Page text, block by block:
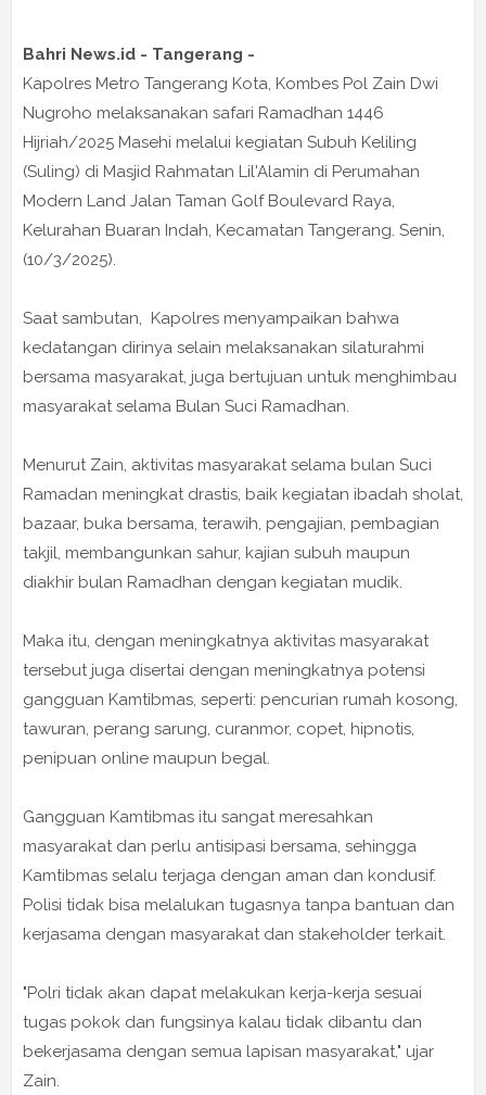
Bahri News.id - Tangerang -
Kapolres Metro Tangerang Kota, Kombes Pol Zain Dwi
Nugroho melaksanakan safari Ramadhan 1446
Hijriah/2025 Masehi melalui kegiatan Subuh Keliling
(Suling) di Masjid Rahmatan Lil'Alamin di Perumahan
Modern Land Jalan Taman Golf Boulevard Raya,
Kelurahan Buaran Indah, Kecamatan Tangerang. Senin,
(10/3/2025).
Saat sambutan, Kapolres menyampaikan bahwa
kedatangan dirinya selain melaksanakan silaturahmi
bersama masyarakat, juga bertujuan untuk menghimbau
masyarakat selama Bulan Suci Ramadhan.
Menurut Zain, aktivitas masyarakat selama bulan Suci
Ramadan meningkat drastis, baik kegiatan ibadah sholat,
bazaar, buka bersama, terawih, pengajian, pembagian
takjil, membangunkan sahur, kajian subuh maupun
diakhir bulan Ramadhan dengan kegiatan mudik.
Maka itu, dengan meningkatnya aktivitas masyarakat
tersebut juga disertai dengan meningkatnya potensi
gangguan Kamtibmas, seperti: pencurian rumah kosong,
tawuran, perang sarung, curanmor, copet, hipnotis,
penipuan online maupun begal.
Gangguan Kamtibmas itu sangat meresahkan
masyarakat dan perlu antisipasi bersama, sehingga
Kamtibmas selalu terjaga dengan aman dan kondusif.
Polisi tidak bisa melalukan tugasnya tanpa bantuan dan
kerjasama dengan masyarakat dan stakeholder terkait.
"Polri tidak akan dapat melakukan kerja-kerja sesuai
tugas pokok dan fungsinya kalau tidak dibantu dan
bekerjasama dengan semua lapisan masyarakat," ujar
Zain.